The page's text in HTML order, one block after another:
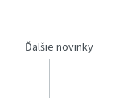
Ďalšie novinky